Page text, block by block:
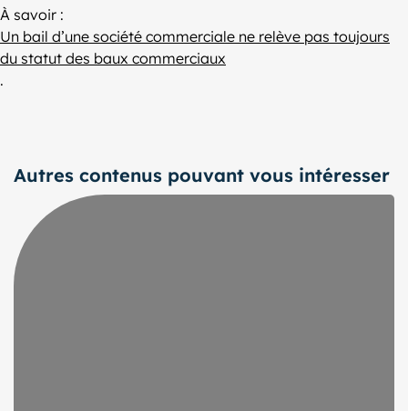
À savoir :
Un bail d’une société commerciale ne relève pas toujours
du statut des baux commerciaux
.
Autres contenus pouvant vous intéresser